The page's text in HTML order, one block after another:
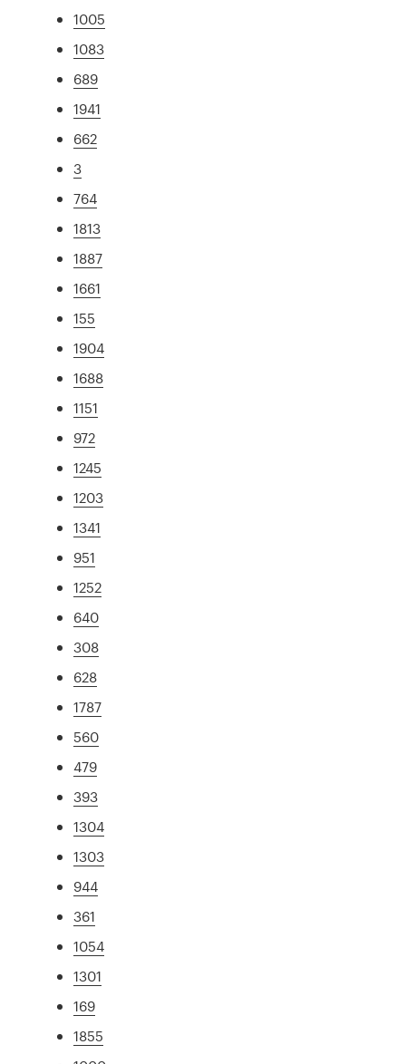
1005
1083
689
1941
662
3
764
1813
1887
1661
155
1904
1688
1151
972
1245
1203
1341
951
1252
640
308
628
1787
560
479
393
1304
1303
944
361
1054
1301
169
1855